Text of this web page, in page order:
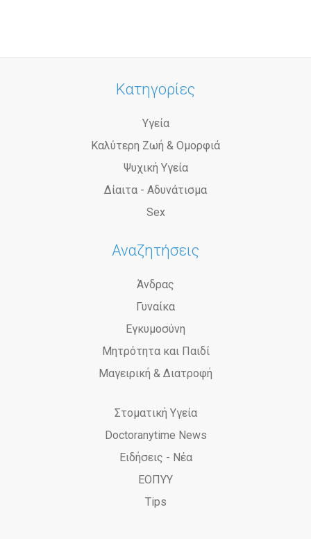
Κατηγορίες
Υγεία
Καλύτερη Ζωή & Ομορφιά
Ψυχική Υγεία
Δίαιτα - Αδυνάτισμα
Sex
Αναζητήσεις
Άνδρας
Γυναίκα
Εγκυμοσύνη
Μητρότητα και Παιδί
Μαγειρική & Διατροφή
Στοματική Υγεία
Doctoranytime News
Ειδήσεις - Νέα
ΕΟΠΥΥ
Tips